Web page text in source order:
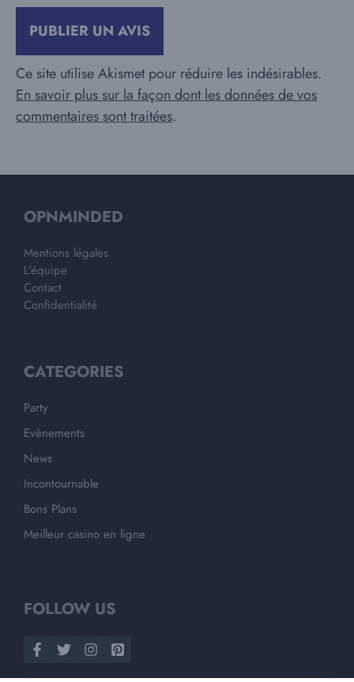
Ce site utilise Akismet pour réduire les indésirables.
En savoir plus sur la façon dont les données de vos
commentaires sont traitées.
OPNMINDED
Mentions légales
L'équipe
Contact
Confidentialité
CATEGORIES
Party
Evènements
News
Incontournable
Bons Plans
Meilleur casino en ligne
FOLLOW US